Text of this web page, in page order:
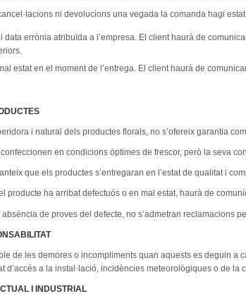
ni devolucions una vegada la comanda hagi
data errònia atribuïda a l’empresa. El client haurà de
estat en el moment de l’entrega. El client haurà de
i natural dels productes florals, no s’ofereix garantia
en condicions òptimes de frescor, però la seva
que els productes s’entregaran en l’estat de qualitat i
producte ha arribat defectuós o en mal estat, haurà de
absència de proves del defecte, no s’admetran reclamacions
de les demores o incompliments quan aquests es deguin
d’accés a la instal·lació, incidències meteorològiques o de la
I INDUSTRIAL